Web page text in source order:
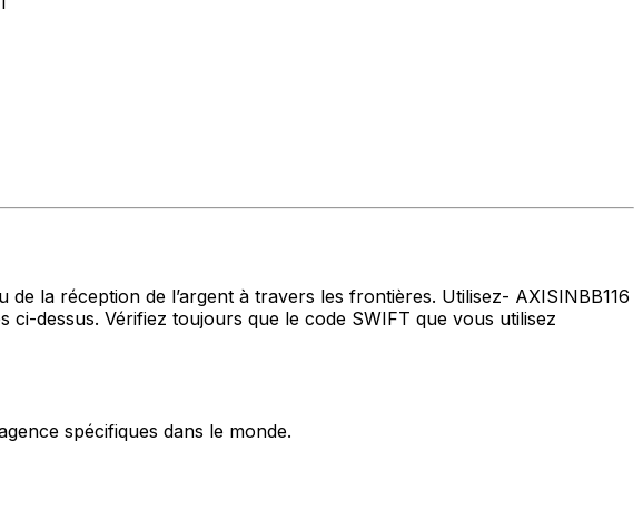
la réception de l’argent à travers les frontières. Utilisez- AXISINBB116
dessus. Vérifiez toujours que le code SWIFT que vous utilisez
spécifiques dans le monde.